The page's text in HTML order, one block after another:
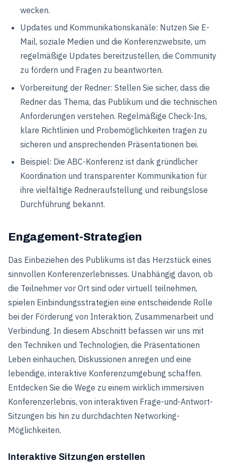
wecken.
Updates und Kommunikationskanäle: Nutzen Sie E-
Mail, soziale Medien und die Konferenzwebsite, um
regelmäßige Updates bereitzustellen, die Community
zu fördern und Fragen zu beantworten.
Vorbereitung der Redner: Stellen Sie sicher, dass die
Redner das Thema, das Publikum und die technischen
Anforderungen verstehen. Regelmäßige Check-Ins,
klare Richtlinien und Probemöglichkeiten tragen zu
sicheren und ansprechenden Präsentationen bei.
Beispiel: Die ABC-Konferenz ist dank gründlicher
Koordination und transparenter Kommunikation für
ihre vielfältige Redneraufstellung und reibungslose
Durchführung bekannt.
Engagement-Strategien
Das Einbeziehen des Publikums ist das Herzstück eines
sinnvollen Konferenzerlebnisses. Unabhängig davon, ob
die Teilnehmer vor Ort sind oder virtuell teilnehmen,
spielen Einbindungsstrategien eine entscheidende Rolle
bei der Förderung von Interaktion, Zusammenarbeit und
Verbindung. In diesem Abschnitt befassen wir uns mit
den Techniken und Technologien, die Präsentationen
Leben einhauchen, Diskussionen anregen und eine
lebendige, interaktive Konferenzumgebung schaffen.
Entdecken Sie die Wege zu einem wirklich immersiven
Konferenzerlebnis, von interaktiven Frage-und-Antwort-
Sitzungen bis hin zu durchdachten Networking-
Möglichkeiten.
Interaktive Sitzungen erstellen